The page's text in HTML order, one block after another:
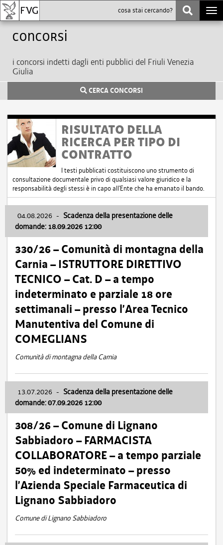
Concorsi
i concorsi indetti dagli enti pubblici del Friuli Venezia
Giulia
CERCA CONCORSI
RISULTATO DELLA
RICERCA PER TIPO DI
CONTRATTO
I testi pubblicati costituiscono uno strumento di
consultazione documentale privo di qualsiasi valore giuridico e la
responsabilità degli stessi è in capo all'Ente che ha emanato il bando.
04.08.2026 - Scadenza della presentazione delle
domande: 18.09.2026 12:00
330/26 – Comunità di montagna della
Carnia – ISTRUTTORE DIRETTIVO
TECNICO – Cat. D – a tempo
indeterminato e parziale 18 ore
settimanali – presso l’Area Tecnico
Manutentiva del Comune di
COMEGLIANS
Comunità di montagna della Carnia
13.07.2026 - Scadenza della presentazione delle
domande: 07.09.2026 12:00
308/26 – Comune di Lignano
Sabbiadoro – FARMACISTA
COLLABORATORE – a tempo parziale
50% ed indeterminato – presso
l’Azienda Speciale Farmaceutica di
Lignano Sabbiadoro
Comune di Lignano Sabbiadoro